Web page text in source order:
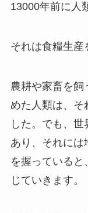
13000年前に人
それは食糧生産
農耕や家畜を
めた人類は、そ
した。でも、
あり、それには
を握っている
じていきます。